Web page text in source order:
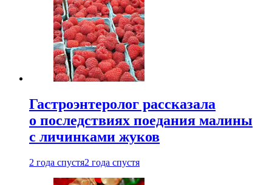
Гастроэнтеролог рассказала
о последствиях поедания малины
с личинками жуков
2 года спустя2 года спустя